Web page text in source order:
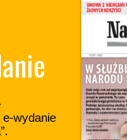
e-wydanie